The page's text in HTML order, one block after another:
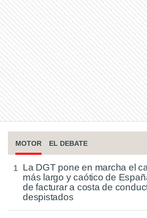
MOTOR EL DEBATE
La DGT pone en marcha el
más largo y caótico de
de facturar a costa de
despistados